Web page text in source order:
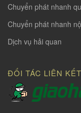
Chuyển phát nhanh
Chuyển phát nhanh
Dịch vụ hải quan
ĐỐI TÁC LIÊN KẾT